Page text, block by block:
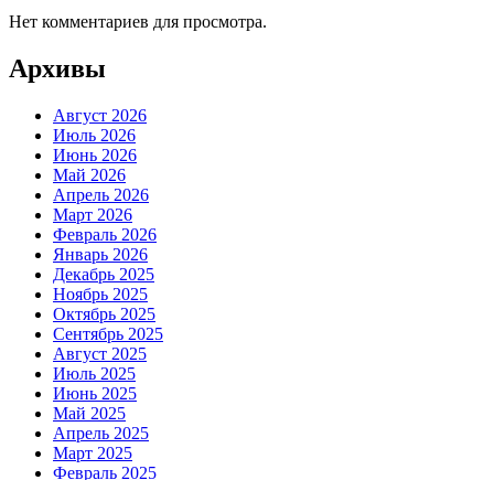
Нет комментариев для просмотра.
Архивы
Август 2026
Июль 2026
Июнь 2026
Май 2026
Апрель 2026
Март 2026
Февраль 2026
Январь 2026
Декабрь 2025
Ноябрь 2025
Октябрь 2025
Сентябрь 2025
Август 2025
Июль 2025
Июнь 2025
Май 2025
Апрель 2025
Март 2025
Февраль 2025